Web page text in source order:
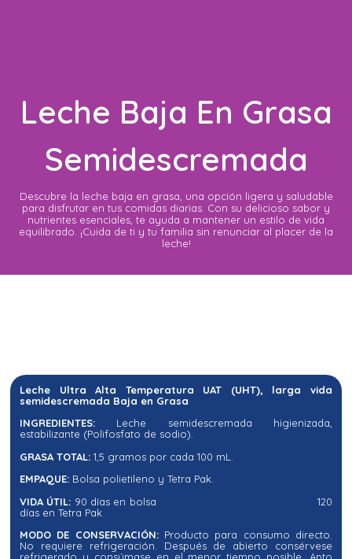
Leche Baja En Grasa
Semidescremada​
Descubre la leche baja en grasa, una opción ligera y saludable
para disfrutar en tus comidas diarias. Con su delicioso sabor y
nutrientes esenciales, te ayuda a mantener un estilo de vida
equilibrado. ¡Cuida de ti y tu familia sin renunciar al placer de la
leche!
Leche Ultra Alta Temperatura UAT (UHT), larga vida
semidescremada Baja en Grasa
INGREDIENTES: Leche semidescremada higienizada,
estabilizante (Polifosfato de sodio).
GRASA TOTAL: 1,5 gramos por cada 100 mL.
EMPAQUE: Bolsa polietileno y Tetra Pak.
VIDA ÚTIL: 90 días en bolsa 120
días en Tetra Pak
MODO DE CONSERVACIÓN: Producto para consumo directo.
No requiere refrigeración. Después de abierto consérvese